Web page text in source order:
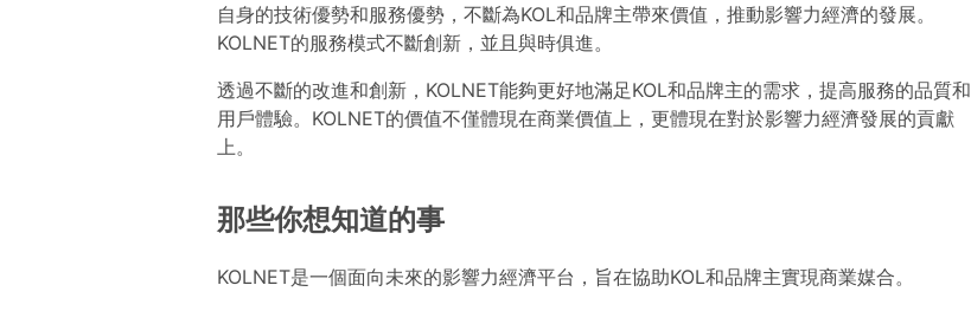
自身的技術優勢和服務優勢，不斷為KOL和品牌主帶來價值，推動影響力經濟的發展。
KOLNET的服務模式不斷創新，並且與時俱進。
透過不斷的改進和創新，KOLNET能夠更好地滿足KOL和品牌主的需求，提高服務的品質和
用戶體驗。KOLNET的價值不僅體現在商業價值上，更體現在對於影響力經濟發展的貢獻
上。
那些你想知道的事
KOLNET是一個面向未來的影響力經濟平台，旨在協助KOL和品牌主實現商業媒合。